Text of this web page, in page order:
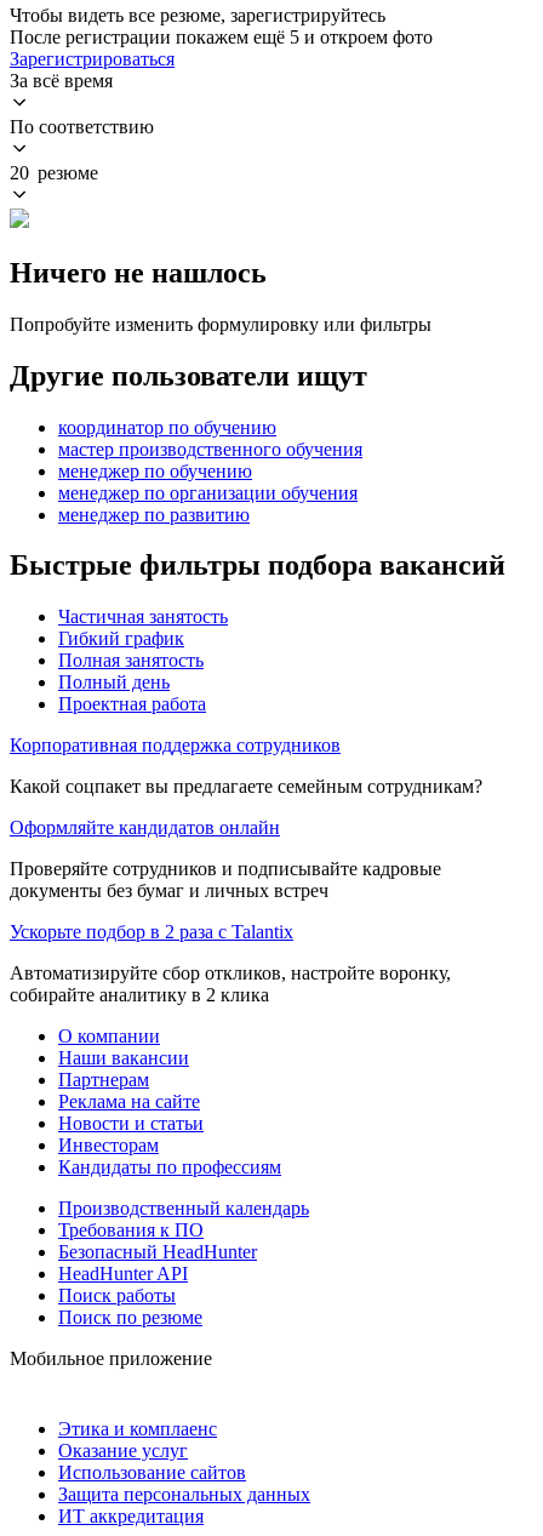
Чтобы видеть все резюме, зарегистрируйтесь
После регистрации покажем ещё 5 и откроем фото
Зарегистрироваться
За всё время
По соответствию
20 резюме
Ничего не нашлось
Попробуйте изменить формулировку или фильтры
Другие пользователи ищут
координатор по обучению
мастер производственного обучения
менеджер по обучению
менеджер по организации обучения
менеджер по развитию
Быстрые фильтры подбора вакансий
Частичная занятость
Гибкий график
Полная занятость
Полный день
Проектная работа
Корпоративная поддержка сотрудников
Какой соцпакет вы предлагаете семейным сотрудникам?
Оформляйте кандидатов онлайн
Проверяйте сотрудников и подписывайте кадровые
документы без бумаг и личных встреч
Ускорьте подбор в 2 раза с Talantix
Автоматизируйте сбор откликов, настройте воронку,
собирайте аналитику в 2 клика
О компании
Наши вакансии
Партнерам
Реклама на сайте
Новости и статьи
Инвесторам
Кандидаты по профессиям
Производственный календарь
Требования к ПО
Безопасный HeadHunter
HeadHunter API
Поиск работы
Поиск по резюме
Мобильное приложение
Этика и комплаенс
Оказание услуг
Использование сайтов
Защита персональных данных
ИТ аккредитация